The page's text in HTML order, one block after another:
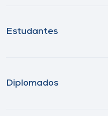
Estudantes
Diplomados